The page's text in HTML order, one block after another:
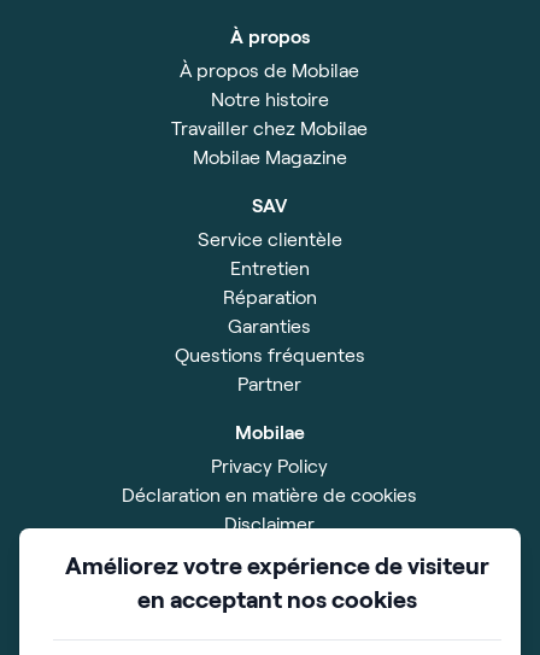
À propos
À propos de Mobilae
Notre histoire
Travailler chez Mobilae
Mobilae Magazine
SAV
Service clientèle
Entretien
Réparation
Garanties
Questions fréquentes
Partner
Mobilae
Privacy Policy
Déclaration en matière de cookies
Disclaimer
Impressum
Conditions Générales
Améliorez votre expérience de visiteur
en acceptant nos cookies